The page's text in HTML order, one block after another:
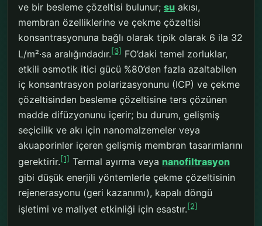
ve bir besleme çözeltisi bulunur; su akısı,
membran özelliklerine ve çekme çözeltisi
konsantrasyonuna bağlı olarak tipik olarak 6 ila 32
L/m²·sa aralığındadır.[3] FO’daki temel zorluklar,
etkili osmotik itici gücü %80’den fazla azaltabilen
iç konsantrasyon polarizasyonunu (ICP) ve çekme
çözeltisinden besleme çözeltisine ters çözünen
madde difüzyonunu içerir; bu durum, gelişmiş
seçicilik ve akı için nanomalzemeler veya
akuaporinler içeren gelişmiş membran tasarımlarını
gerektirir.[1] Termal ayırma veya nanofiltrasyon
gibi düşük enerjili yöntemlerle çekme çözeltisinin
rejenerasyonu (geri kazanımı), kapalı döngü
işletimi ve maliyet etkinliği için esastır.[2]